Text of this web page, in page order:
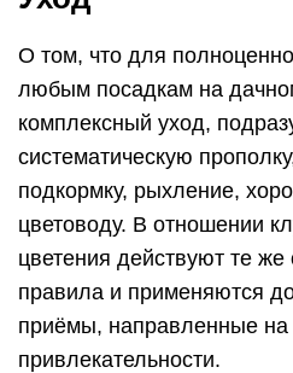
О том, что для
любым посадкам на
комплексный уход,
систематическую
подкормку, рыхление,
цветоводу. В отношении
цветения действуют те
правила и применяются
приёмы, направленные на
привлекательности.